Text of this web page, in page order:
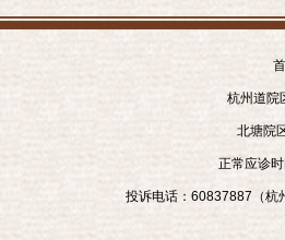
杭州道院
北塘院
正常应诊
投诉电话：60837887（杭